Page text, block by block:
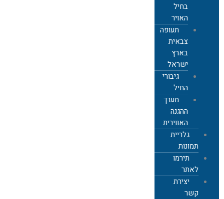
בחיל
האויר
תעופה
צבאית
בארץ
ישראל
גיבורי
החיל
מערך
ההגנה
האווירית
גלריית
תמונות
תירמו
לאתר
יצירת
קשר